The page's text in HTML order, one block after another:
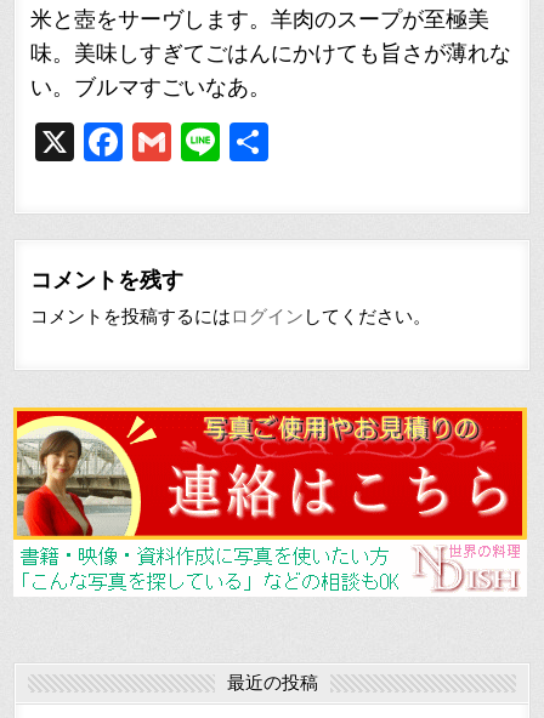
米と壺をサーヴします。羊肉のスープが至極美
味。美味しすぎてごはんにかけても旨さが薄れな
い。ブルマすごいなあ。
X F
c
e
b
o
o
k
G
ai
l
Li
e
コメントを残す
コメントを投稿するにはログイン してください。
最近の投稿